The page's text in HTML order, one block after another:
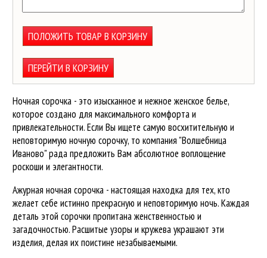
ПОЛОЖИТЬ ТОВАР В КОРЗИНУ
ПЕРЕЙТИ В КОРЗИНУ
Ночная сорочка - это изысканное и нежное женское белье,
которое создано для максимального комфорта и
привлекательности. Если Вы ищете самую восхитительную и
неповторимую ночную сорочку, то компания "Волшебница
Иваново" рада предложить Вам абсолютное воплощение
роскоши и элегантности.
Ажурная ночная сорочка - настоящая находка для тех, кто
желает себе истинно прекрасную и неповторимую ночь. Каждая
деталь этой сорочки пропитана женственностью и
загадочностью. Расшитые узоры и кружева украшают эти
изделия, делая их поистине незабываемыми.